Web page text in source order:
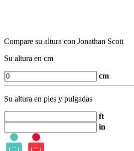
Compare su altura con Jonathan Scott
Su altura en cm
cm
Su altura en pies y pulgadas
ft
in